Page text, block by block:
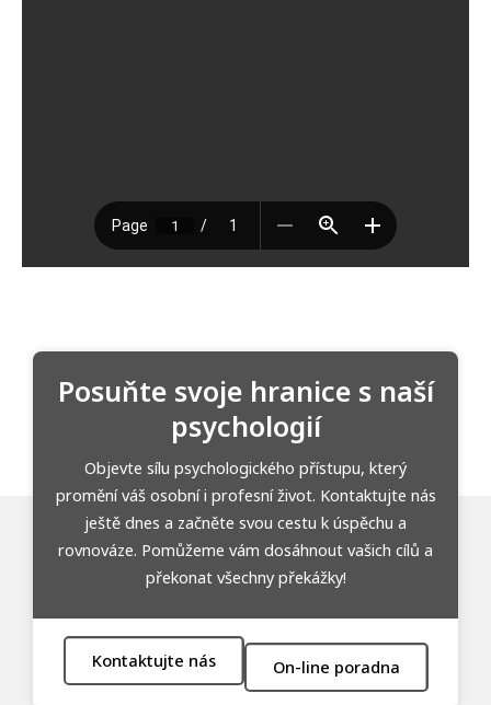
Posuňte svoje hranice s naší
psychologií
Objevte sílu psychologického přístupu, který
promění váš osobní i profesní život. Kontaktujte nás
ještě dnes a začněte svou cestu k úspěchu a
rovnováze. Pomůžeme vám dosáhnout vašich cílů a
překonat všechny překážky!
Kontaktujte nás On-line poradna